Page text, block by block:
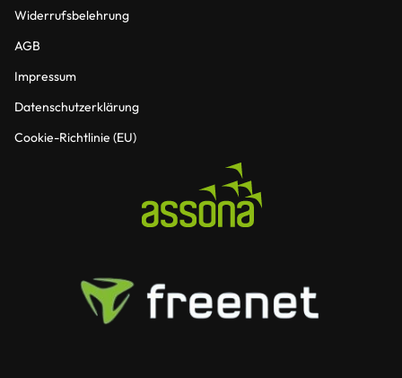
Widerrufsbelehrung
AGB
Impressum
Datenschutzerklärung
Cookie-Richtlinie (EU)